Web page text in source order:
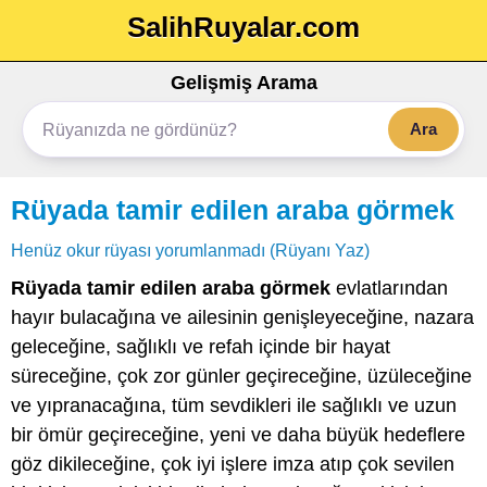
SalihRuyalar.com
Gelişmiş Arama
Ara
Rüyada tamir edilen araba görmek
Henüz okur rüyası yorumlanmadı (Rüyanı Yaz)
Rüyada tamir edilen araba görmek evlatlarından
hayır bulacağına ve ailesinin genişleyeceğine, nazara
geleceğine, sağlıklı ve refah içinde bir hayat
süreceğine, çok zor günler geçireceğine, üzüleceğine
ve yıpranacağına, tüm sevdikleri ile sağlıklı ve uzun
bir ömür geçireceğine, yeni ve daha büyük hedeflere
göz dikileceğine, çok iyi işlere imza atıp çok sevilen